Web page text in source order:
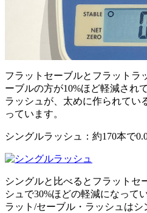
フラットセーブルとフラットラ
ーブルの方が10%ほど軽減され
ラッシュが、太めに作られてい
っています。
シングルラッシュ：約170本で
シングルと比べるとフラットセ
シュで30%ほどの軽減になって
ラット/セーブル・ラッシュはシ